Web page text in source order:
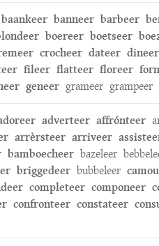
baankeer banneer barbeer
boereer boetseer
crocheer dateer dineer
fileer flatteer floreer
geneer grameer grampeer
adverteer affrónteer
arrèrsteer arriveer
bamboecheer bazeleer
briggedeer bubbeleer
completeer componeer
confronteer constateer